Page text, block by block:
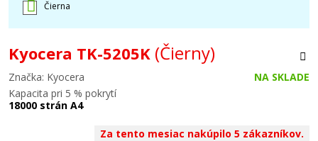
Čierna
Kyocera TK-5205K (Čierny)
Značka: Kyocera
NA SKLADE
Kapacita pri 5 % pokrytí
18000 strán A4
Za tento mesiac nakúpilo 5 zákazníkov.